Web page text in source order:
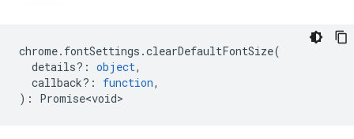
chrome. fontSettings .clearDefaultFontSize(
details? : object,
callback? : function,
) : Promise<void>